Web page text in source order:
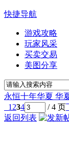
快捷导航
游戏攻略
玩家风采
买卖交易
美图分享
永恒十年华夏 华
1 234 / 4 页
返回列表